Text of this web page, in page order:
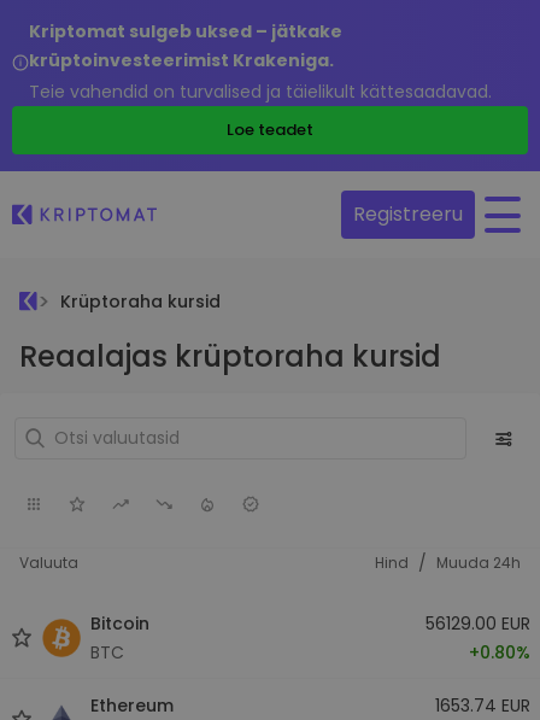
Kriptomat sulgeb uksed – jätkake
krüptoinvesteerimist Krakeniga.
Teie vahendid on turvalised ja täielikult kättesaadavad.
Loe teadet
Registreeru
Krüptoraha kursid
Reaalajas krüptoraha kursid
Valuuta Hind / Muuda 24h
Bitcoin
BTC
56129.00 EUR
+0.80%
Ethereum
1653.74 EUR